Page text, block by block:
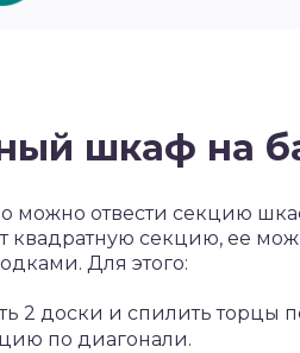
шкаф на
можно отвести секцию
квадратную секцию, ее
Для этого:
2 доски и спилить торцы
по диагонали.